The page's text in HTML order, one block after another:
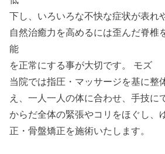
下し、いろいろな不快な症状が表れ
自然治癒力を高めるには歪んだ脊椎
能
を正常にする事が大切です。 モズ
当院では指圧・マッサージを基に整
え、一人一人の体に合わせ、手技に
からだ全体の緊張やコリをほぐし、
正・骨盤矯正を施術いたします。